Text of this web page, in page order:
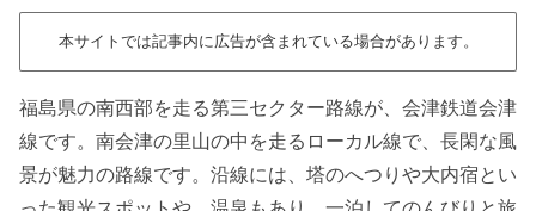
本サイトでは記事内に広告が含まれている場合があります。
福島県の南西部を走る第三セクター路線が、会津鉄道会津
線です。南会津の里山の中を走るローカル線で、長閑な風
景が魅力の路線です。沿線には、塔のへつりや大内宿とい